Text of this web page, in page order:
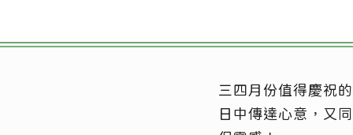
三四月份值得慶祝
日中傳達心意，又